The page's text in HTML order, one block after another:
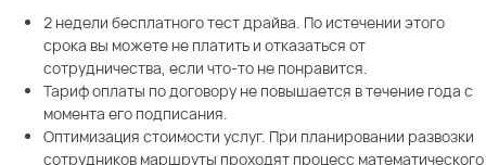
2 недели бесплатного тест драйва. По истечении этого
срока вы можете не платить и отказаться от
сотрудничества, если что-то не понравится.
Тариф оплаты по договору не повышается в течение года с
момента его подписания.
Оптимизация стоимости услуг. При планировании развозки
сотрудников маршруты проходят процесс математического